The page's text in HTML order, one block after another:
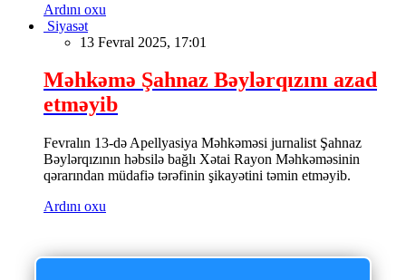
Ardını oxu
Siyasət
13 Fevral 2025, 17:01
Məhkəmə Şahnaz Bəylərqızını azad
etməyib
Fevralın 13-də Apellyasiya Məhkəməsi jurnalist Şahnaz
Bəylərqızının həbsilə bağlı Xətai Rayon Məhkəməsinin
qərarından müdafiə tərəfinin şikayətini təmin etməyib.
Ardını oxu